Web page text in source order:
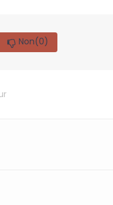
Non(0)